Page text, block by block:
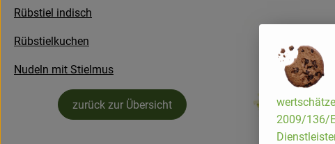
Rübstiel indisch
Rübstielkuchen
Nudeln mit Stielmus
zurück zur Übersicht
2009/136/